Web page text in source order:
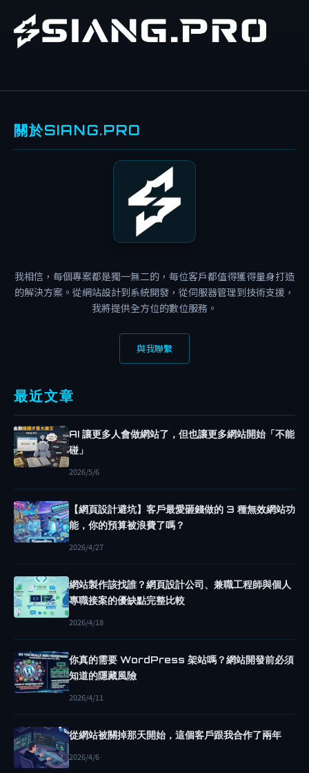
案
W
O
E
S
你
的
需
要
O
R
D
R
E
S
架
站
嗎
關於SIANG.PRO
我相信，每個專案都是獨一無二的，每位客戶都值得獲得量身打造
的解決方案。從網站設計到系統開發，從伺服器管理到技術支援，
我將提供全方位的數位服務。
與我聯繫
最近文章
AI 讓更多人會做網站了，但也讓更多網站開始「不能
碰」
2026/5/6
【網頁設計避坑】客戶最愛砸錢做的 3 種無效網站功
能，你的預算被浪費了嗎？
2026/4/27
網站製作該找誰？網頁設計公司、兼職工程師與個人
專職接案的優缺點完整比較
2026/4/18
你真的需要 WordPress 架站嗎？網站開發前必須
知道的隱藏風險
2026/4/11
從網站被關掉那天開始，這個客戶跟我合作了兩年
2026/4/6